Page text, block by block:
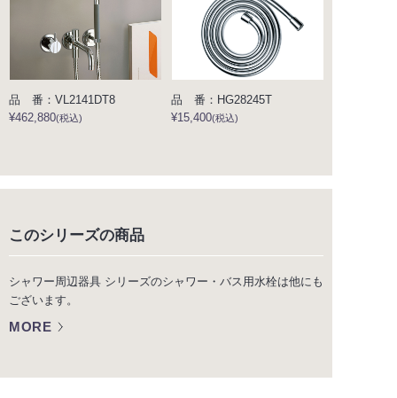
品 番：VL2141DT8
¥462,880(税込)
品 番：HG28245T
¥15,400(税込)
このシリーズの商品
シャワー周辺器具 シリーズのシャワー・バス用水栓は他にも
ございます。
MORE